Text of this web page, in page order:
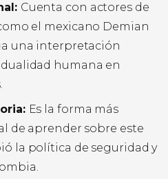
Cuenta con actores de
el mexicano Demian
una interpretación
humana en
Es la forma más
de aprender sobre este
la política de seguridad y